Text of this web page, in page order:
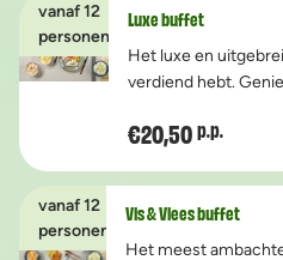
vanaf 12
personen
Luxe buffet
Het luxe en
verdiend hebt.
€20,50 p.p.
vanaf 12
personen
Vis & Vlees buffet
Het meest